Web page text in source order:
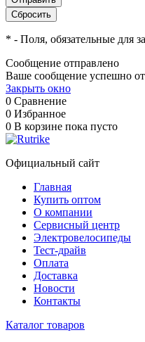
* - Поля, обязательные для
Сообщение отправлено
Ваше сообщение успешно
Закрыть окно
0 Сравнение
0 Избранное
0 В корзине пока пусто
Официальный сайт
Главная
Купить оптом
О компании
Сервисный центр
Электровелосипеды
Тест-драйв
Оплата
Доставка
Новости
Контакты
Каталог товаров